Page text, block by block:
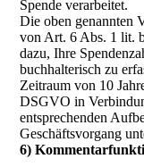
Spende verarbeitet.
Die oben genannten
von Art. 6 Abs. 1 lit.
dazu, Ihre
buchhalterisch zu
Zeitraum von 10
DSGVO in
entsprechenden
Geschäftsvorgang
6)